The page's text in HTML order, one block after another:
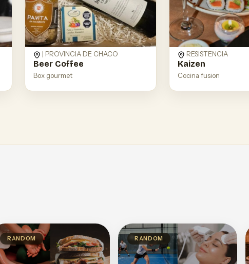
| PROVINCIA DE CHACO
Beer Coffee
Box gourmet
RESISTENCIA
Kaizen
Cocina fusion
RANDOM RANDOM